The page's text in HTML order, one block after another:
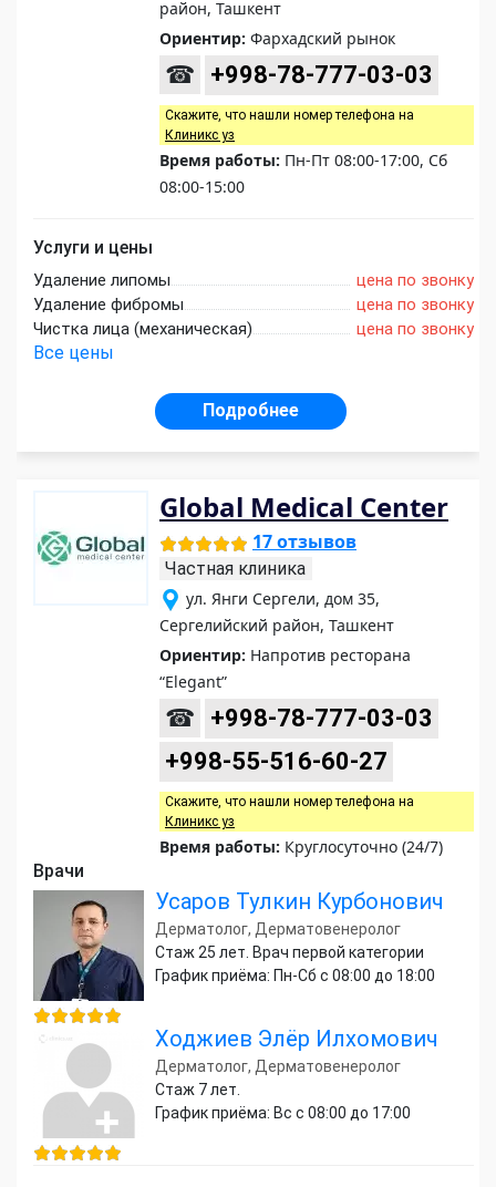
район, Ташкент
Ориентир: Фархадский рынок
☎ +998-78-777-03-03
Скажите, что нашли номер телефона на
Клиникс уз
Время работы: Пн-Пт 08:00-17:00, Сб
08:00-15:00
Услуги и цены
Удаление липомы
цена по звонку
Удаление фибромы
цена по звонку
Чистка лица (механическая)
цена по звонку
Все цены
Подробнее
Global Medical Center
17 отзывов
Частная клиника
ул. Янги Сергели, дом 35,
Сергелийский район, Ташкент
Ориентир: Напротив ресторана
“Elegant”
☎
+998-78-777-03-03
+998-55-516-60-27
Скажите, что нашли номер телефона на
Клиникс уз
Время работы: Круглосуточно (24/7)
Врачи
Усаров Тулкин Курбонович
Дерматолог, Дерматовенеролог
Стаж 25 лет. Врач первой категории
График приёма: Пн-Сб с 08:00 до 18:00
Ходжиев Элёр Илхомович
Дерматолог, Дерматовенеролог
Стаж 7 лет.
График приёма: Вс с 08:00 до 17:00